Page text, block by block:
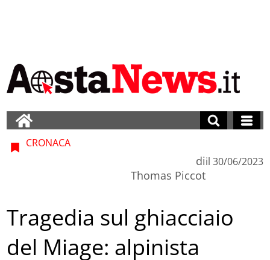
CRONACA
di
Thomas Piccot
il 30/06/2023
Tragedia sul ghiacciaio
del Miage: alpinista